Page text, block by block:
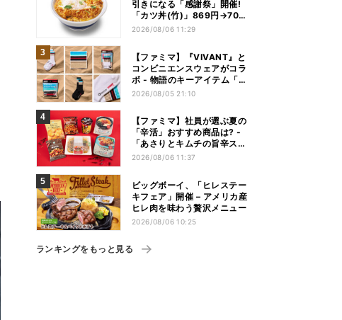
引きになる「感謝祭」開催!
「カツ丼(竹)」869円→704
円、「ロースカツ定食」913
2026/08/06 11:29
【ファミマ】『VIVANT』と
コンビニエンスウェアがコラ
ボ - 物語のキーアイテム「別
班饅頭」も発売
2026/08/05 21:10
【ファミマ】社員が選ぶ夏の
「辛活」おすすめ商品は? -
「あさりとキムチの旨辛スン
ドゥブチゲ」「鬼金棒監修
ムチキン」など
2026/08/06 11:37
ビッグボーイ、「ヒレステー
キフェア」開催 – アメリカ産
ヒレ肉を味わう贅沢メニュー
2026/08/06 10:25
ランキングをもっと見る